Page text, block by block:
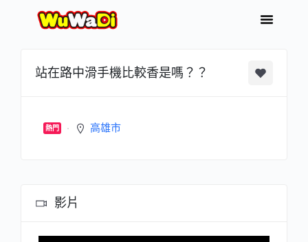
站在路中滑手機比較香是嗎？？
熱門 高雄市
影片